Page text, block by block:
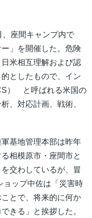
座間キャンプ内で
」を開催した。危険
米相互理解および認
としたもので、イン
） と呼ばれる米国の
、対応計画、戦術、
基地管理本部は昨年
相模原市・座間市と
交わしているが、冒
ョップ中佐は「災害時
とで、将来的に何か
きる」と挨拶した。